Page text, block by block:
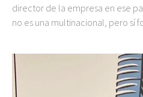
director de la empresa en ese
no es una multinacional, pero sí